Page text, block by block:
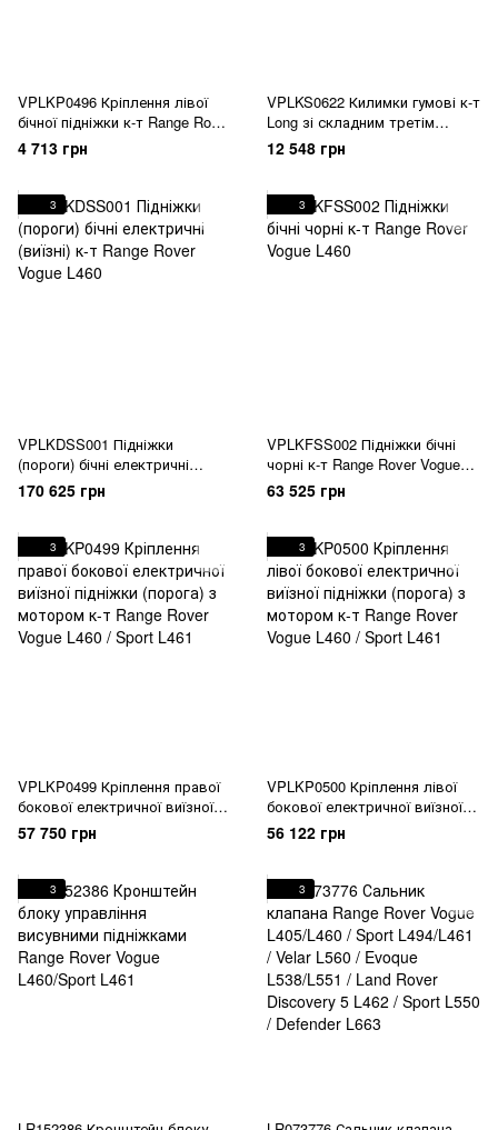
VPLKP0496 Кріплення лівої
бічної підніжки к-т Range Rover
Vogue L460 / Sport L461
4 713 грн
VPLKS0622 Килимки гумові к-т
Long зі складним третім
рядом сидінь черные Range
Rover Vogue L460
12 548 грн
3
VPLKDSS001 Підніжки
(пороги) бічні електричні
(виїзні) к-т Range Rover Vogue
L460
170 625 грн
3
VPLKFSS002 Підніжки бічні
чорні к-т Range Rover Vogue
L460
63 525 грн
3
VPLKP0499 Кріплення правої
бокової електричної виїзної
підніжки (порога) з мотором
к-т Range Rover Vogue L460 /
57 750 грн
3
VPLKP0500 Кріплення лівої
бокової електричної виїзної
підніжки (порога) з мотором
к-т Range Rover Vogue L460 /
56 122 грн
3 3